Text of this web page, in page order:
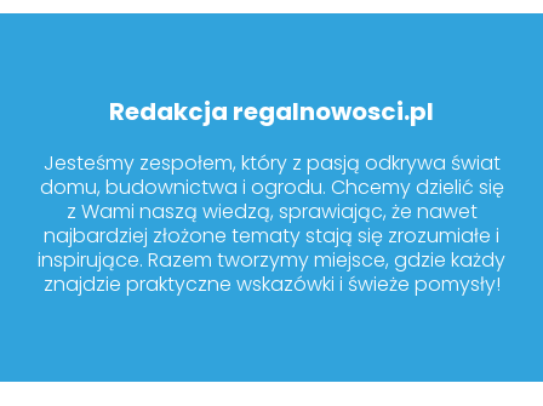
Redakcja regalnowosci.pl
Jesteśmy zespołem, który z pasją odkrywa świat
domu, budownictwa i ogrodu. Chcemy dzielić się
z Wami naszą wiedzą, sprawiając, że nawet
najbardziej złożone tematy stają się zrozumiałe i
inspirujące. Razem tworzymy miejsce, gdzie każdy
znajdzie praktyczne wskazówki i świeże pomysły!